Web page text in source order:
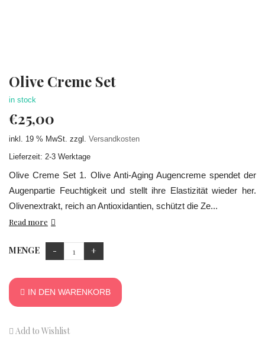
Olive Creme Set
in stock
€25,00
inkl. 19 % MwSt. zzgl. Versandkosten
Lieferzeit: 2-3 Werktage
Olive Creme Set 1. Olive Anti-Aging Augencreme spendet der
Augenpartie Feuchtigkeit und stellt ihre Elastizität wieder her.
Olivenextrakt, reich an Antioxidantien, schützt die Ze...
Read more
MENGE
IN DEN WARENKORB
Add to Wishlist